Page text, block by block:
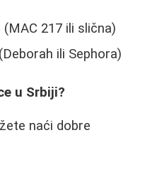
217 ili slična)
ili Sephora)
u Srbiji?
naći dobre